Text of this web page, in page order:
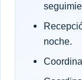
noche.